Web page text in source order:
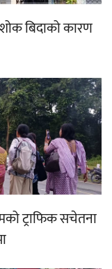
बिदाको कारण
ट्राफिक सचेतना